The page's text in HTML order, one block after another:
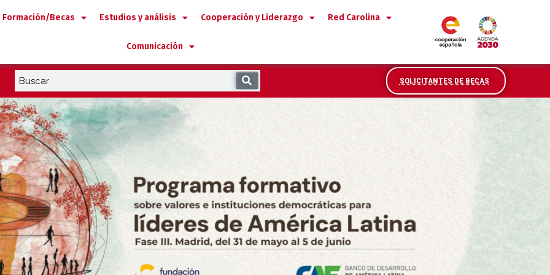
Formación/Becas Estudios y análisis Cooperación y Liderazgo Red Carolina
Comunicación
SOLICITANTES DE BECAS
2030 y el Desarrollo en Iberoamérica - Retos para las políticas